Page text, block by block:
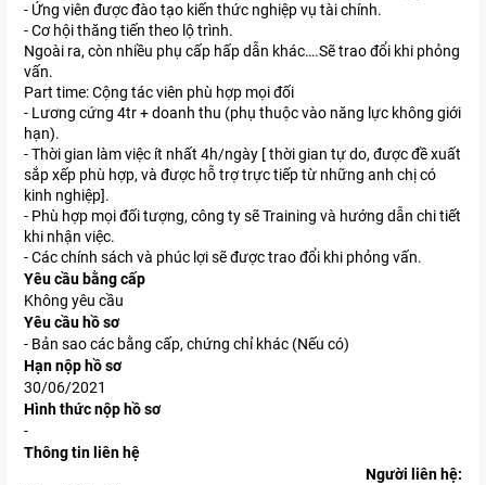
- Ứng viên được đào tạo kiến thức nghiệp vụ tài chính.
- Cơ hội thăng tiến theo lộ trình.
Ngoài ra, còn nhiều phụ cấp hấp dẫn khác….Sẽ trao đổi khi phỏng
vấn.
Part time: Cộng tác viên phù hợp mọi đối
- Lương cứng 4tr + doanh thu (phụ thuộc vào năng lực không giới
hạn).
- Thời gian làm việc ít nhất 4h/ngày [ thời gian tự do, được đề xuất
sắp xếp phù hợp, và được hỗ trợ trực tiếp từ những anh chị có
kinh nghiệp].
- Phù hợp mọi đối tượng, công ty sẽ Training và hướng dẫn chi tiết
khi nhận việc.
- Các chính sách và phúc lợi sẽ được trao đổi khi phỏng vấn.
Yêu cầu bằng cấp
Không yêu cầu
Yêu cầu hồ sơ
- Bản sao các bằng cấp, chứng chỉ khác (Nếu có)
Hạn nộp hồ sơ
30/06/2021
Hình thức nộp hồ sơ
-
Thông tin liên hệ
Người liên hệ: